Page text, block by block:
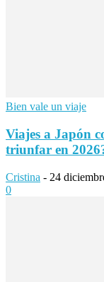
Bien vale un viaje
Viajes a Japón
triunfar en
Cristina - 24
0